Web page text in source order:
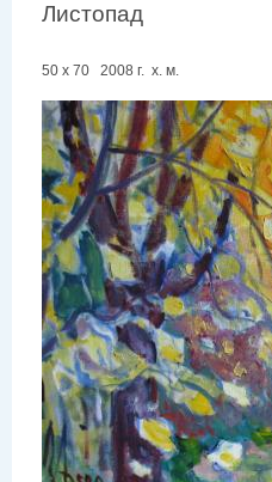
Листопад
50 х 70 2008 г. х. м.